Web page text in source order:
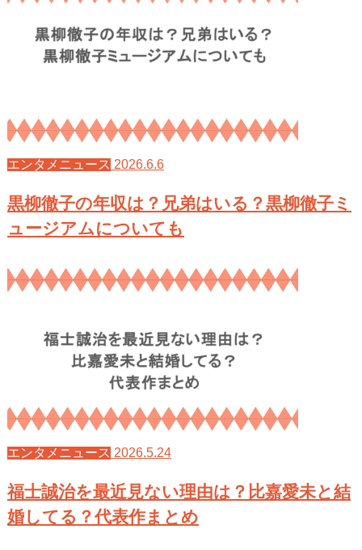
エンタメニュース 2026.6.6
黒柳徹子の年収は？兄弟はいる？黒柳徹子ミ
ュージアムについても
エンタメニュース 2026.5.24
福士誠治を最近見ない理由は？比嘉愛未と結
婚してる？代表作まとめ